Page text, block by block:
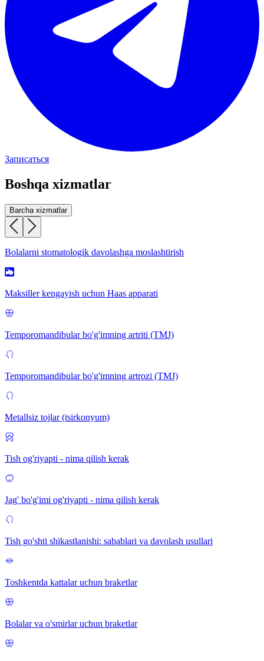
Записаться
Boshqa xizmatlar
Barcha xizmatlar
Bolalarni stomatologik davolashga moslashtirish
Maksiller kengayish uchun Haas apparati
Temporomandibular bo'g'imning artriti (TMJ)
Temporomandibular bo'g'imning artrozi (TMJ)
Metallsiz tojlar (tsirkonyum)
Tish og'riyapti - nima qilish kerak
Jag' bo'g'imi og'riyapti - nima qilish kerak
Tish go'shti shikastlanishi: sabablari va davolash usullari
Toshkentda kattalar uchun braketlar
Bolalar va o'smirlar uchun braketlar